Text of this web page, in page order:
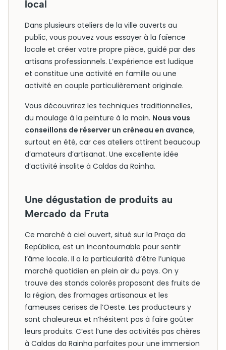
local
Dans plusieurs ateliers de la ville ouverts au
public, vous pouvez vous essayer à la faïence
locale et créer votre propre pièce, guidé par des
artisans professionnels. L’expérience est ludique
et constitue une activité en famille ou une
activité en couple particulièrement originale.
Vous découvrirez les techniques traditionnelles,
du moulage à la peinture à la main. Nous vous
conseillons de réserver un créneau en avance,
surtout en été, car ces ateliers attirent beaucoup
d’amateurs d’artisanat. Une excellente idée
d’activité insolite à Caldas da Rainha.
Une dégustation de produits au
Mercado da Fruta
Ce marché à ciel ouvert, situé sur la Praça da
República, est un incontournable pour sentir
l’âme locale. Il a la particularité d’être l’unique
marché quotidien en plein air du pays. On y
trouve des stands colorés proposant des fruits de
la région, des fromages artisanaux et les
fameuses cerises de l’Oeste. Les producteurs y
sont chaleureux et n’hésitent pas à faire goûter
leurs produits. C’est l’une des activités pas chères
à Caldas da Rainha parfaites pour une immersion